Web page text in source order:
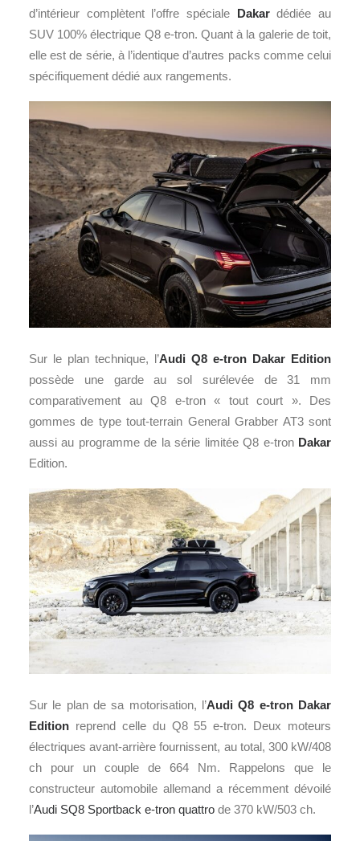
d’intérieur complètent l’offre spéciale Dakardédiée au
SUV 100% électrique Q8 e-tron. Quant à la galerie de toit,
elle est de série, à l’identique d’autres packs comme celui
spécifiquement dédié aux rangements.
Sur le plan technique, l’Audi Q8 e-tron Dakar Edition
possède une garde au sol surélevée de 31 mm
comparativement au Q8 e-tron « tout court ». Des
gommes de type tout-terrain General Grabber AT3 sont
aussi au programme de la série limitée Q8 e-tron Dakar
Edition.
Sur le plan de sa motorisation, l’Audi Q8 e-tron Dakar
Edition reprend celle du Q8 55 e-tron. Deux moteurs
électriques avant-arrière fournissent, au total, 300 kW/408
ch pour un couple de 664 Nm. Rappelons que le
constructeur automobile allemand a récemment dévoilé
l’Audi SQ8 Sportback e-tron quattro de 370 kW/503 ch.